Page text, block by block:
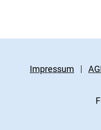
Impressum